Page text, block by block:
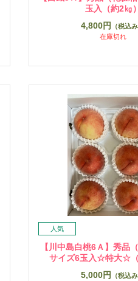
玉入（約2㎏）
4,800円
（税込み
在庫切れ
【川中島白桃6Ａ】秀品
サイズ6玉入☆特大☆（
5,000円
（税込み